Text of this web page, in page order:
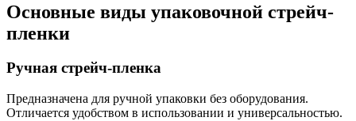
Основные виды упаковочной стрейч-
пленки
Ручная стрейч-пленка
Предназначена для ручной упаковки без оборудования.
Отличается удобством в использовании и универсальностью.